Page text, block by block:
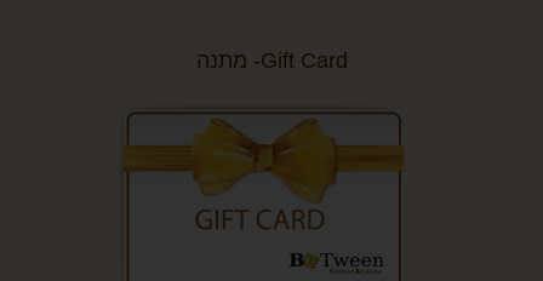
Gift Card- מתנה